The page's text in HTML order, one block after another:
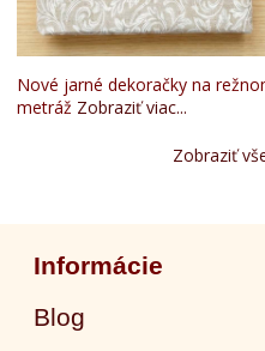
Nové jarné dekoračky na
metráž Zobraziť viac...
Zobraziť
Informácie
Blog